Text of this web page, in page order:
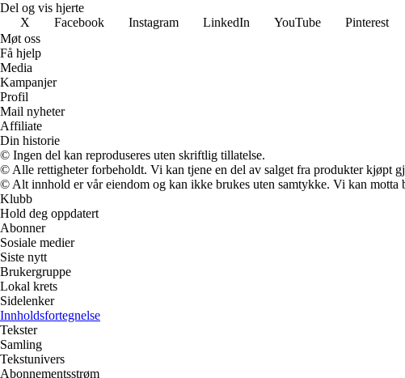
Del og vis hjerte
X
Facebook Instagram LinkedIn YouTube Pinterest
Møt oss
Få hjelp
Media
Kampanjer
Profil
Mail nyheter
Affiliate
Din historie
© Ingen del kan reproduseres uten skriftlig tillatelse.
© Alle rettigheter forbeholdt. Vi kan tjene en del av salget fra produkter kjøpt
© Alt innhold er vår eiendom og kan ikke brukes uten samtykke. Vi kan
Klubb
Hold deg oppdatert
Abonner
Sosiale medier
Siste nytt
Brukergruppe
Lokal krets
Sidelenker
Innholdsfortegnelse
Tekster
Samling
Tekstunivers
Abonnementsstrøm